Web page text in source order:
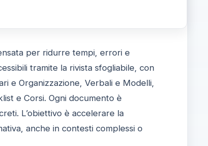
per ridurre tempi, errori e
tramite la rivista sfogliabile, con
e Organizzazione, Verbali e Modelli,
e Corsi. Ogni documento è
L’obiettivo è accelerare la
anche in contesti complessi o